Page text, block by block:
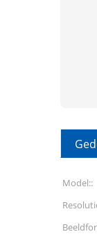
Model::